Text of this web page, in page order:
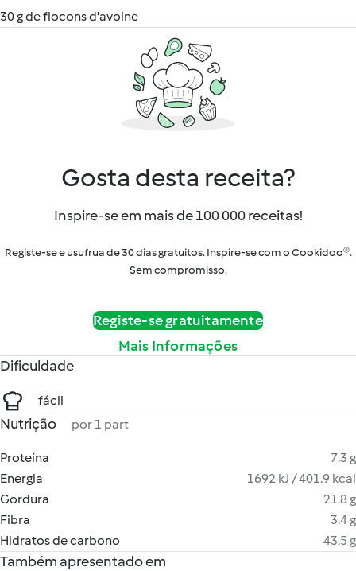
30 g de flocons d'avoine
Gosta desta receita?
Inspire-se em mais de 100 000 receitas!
Registe-se e usufrua de 30 dias gratuitos. Inspire-se com o Cookidoo®.
Sem compromisso.
Registe-se gratuitamente
Mais Informações
Dificuldade
fácil
Nutrição por 1 part
Proteína
7.3 g
Energia
1692 kJ / 401.9 kcal
Gordura
21.8 g
Fibra
3.4 g
Hidratos de carbono
43.5 g
Também apresentado em